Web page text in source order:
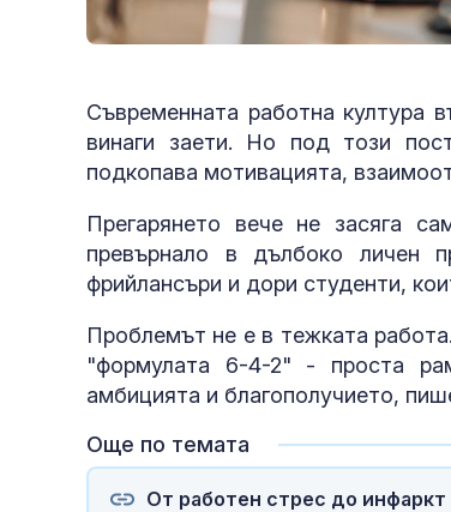
Съвременната работна култура
винаги заети. Но под този
подкопава мотивацията,
Прегарянето вече не засяга
превърнало в дълбоко личен
фрийлансъри и дори студенти,
Проблемът не е в тежката работа.
"формулата 6-4-2" - проста
амбицията и благополучието,
Още по темата
От работен стрес до